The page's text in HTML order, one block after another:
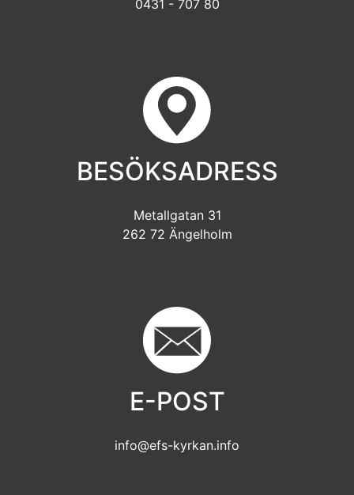
0431 - 707 80
BESÖKSADRESS
Metallgatan 31
262 72 Ängelholm
E-POST
info@efs-kyrkan.info